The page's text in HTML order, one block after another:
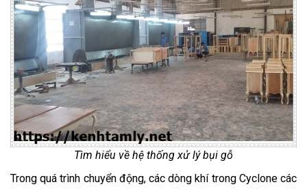
Tìm hiểu về hệ thống xử lý bụi gỗ
Trong quá trình chuyển động, các dòng khí trong Cyclone các